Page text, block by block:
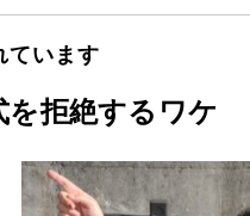
ています
を拒絶するワケ